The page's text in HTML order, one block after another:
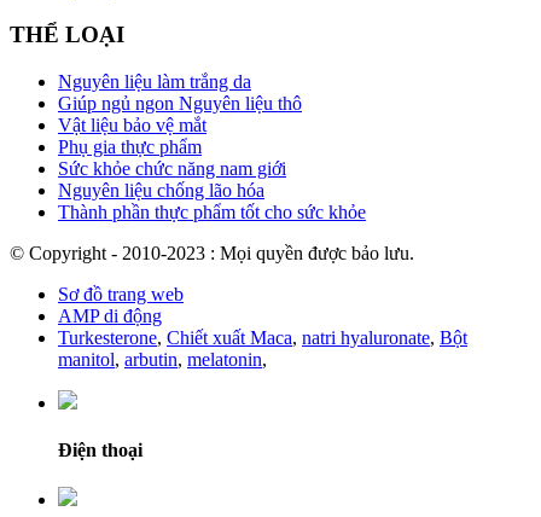
THỂ LOẠI
Nguyên liệu làm trắng da
Giúp ngủ ngon Nguyên liệu thô
Vật liệu bảo vệ mắt
Phụ gia thực phẩm
Sức khỏe chức năng nam giới
Nguyên liệu chống lão hóa
Thành phần thực phẩm tốt cho sức khỏe
© Copyright - 2010-2023 : Mọi quyền được bảo lưu.
Sơ đồ trang web
AMP di động
Turkesterone, Chiết xuất Maca, natri hyaluronate, Bột
manitol, arbutin, melatonin,
Điện thoại